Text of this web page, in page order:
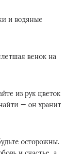
и водяные
венок на
из рук цветок
— он хранит
осторожны.